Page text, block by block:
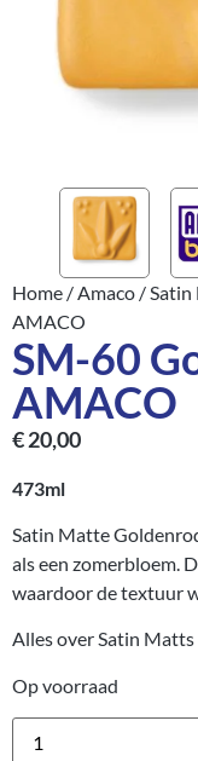
Home /Amaco /Satin
AMACO
SM-60
AMACO
€20,00
473ml
Satin Matte
als een zomerbloem.
waardoor de textuur
Alles over Satin Matts
Op voorraad